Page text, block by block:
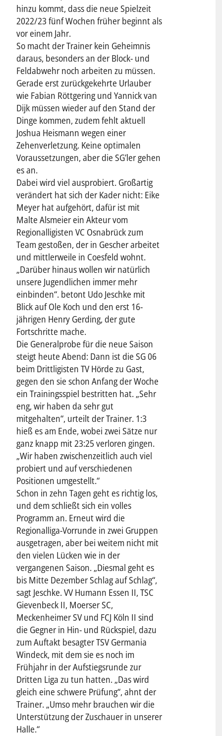
hinzu kommt, dass die neue Spielzeit
2022/23 fünf Wochen früher beginnt als
vor einem Jahr.
So macht der Trainer kein Geheimnis
daraus, besonders an der Block- und
Feldabwehr noch arbeiten zu müssen.
Gerade erst zurückgekehrte Urlauber
wie Fabian Röttgering und Yannick van
Dijk müssen wieder auf den Stand der
Dinge kommen, zudem fehlt aktuell
Joshua Heismann wegen einer
Zehenverletzung. Keine optimalen
Voraussetzungen, aber die SG’ler gehen
es an.
Dabei wird viel ausprobiert. Großartig
verändert hat sich der Kader nicht: Eike
Meyer hat aufgehört, dafür ist mit
Malte Alsmeier ein Akteur vom
Regionalligisten VC Osnabrück zum
Team gestoßen, der in Gescher arbeitet
und mittlerweile in Coesfeld wohnt.
„Darüber hinaus wollen wir natürlich
unsere Jugendlichen immer mehr
einbinden“. betont Udo Jeschke mit
Blick auf Ole Koch und den erst 16-
jährigen Henry Gerding, der gute
Fortschritte mache.
Die Generalprobe für die neue Saison
steigt heute Abend: Dann ist die SG 06
beim Drittligisten TV Hörde zu Gast,
gegen den sie schon Anfang der Woche
ein Trainingsspiel bestritten hat. „Sehr
eng, wir haben da sehr gut
mitgehalten“, urteilt der Trainer. 1:3
hieß es am Ende, wobei zwei Sätze nur
ganz knapp mit 23:25 verloren gingen.
„Wir haben zwischenzeitlich auch viel
probiert und auf verschiedenen
Positionen umgestellt.“
Schon in zehn Tagen geht es richtig los,
und dem schließt sich ein volles
Programm an. Erneut wird die
Regionalliga-Vorrunde in zwei Gruppen
ausgetragen, aber bei weitem nicht mit
den vielen Lücken wie in der
vergangenen Saison. „Diesmal geht es
bis Mitte Dezember Schlag auf Schlag“,
sagt Jeschke. VV Humann Essen II, TSC
Gievenbeck II, Moerser SC,
Meckenheimer SV und FCJ Köln II sind
die Gegner in Hin- und Rückspiel, dazu
zum Auftakt besagter TSV Germania
Windeck, mit dem sie es noch im
Frühjahr in der Aufstiegsrunde zur
Dritten Liga zu tun hatten. „Das wird
gleich eine schwere Prüfung“, ahnt der
Trainer. „Umso mehr brauchen wir die
Unterstützung der Zuschauer in unserer
Halle.“